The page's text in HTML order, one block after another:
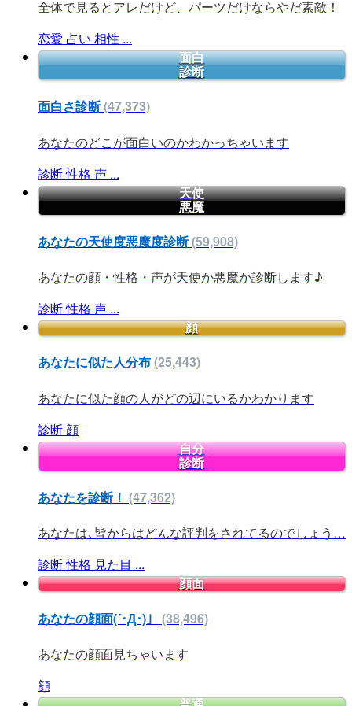
全体で見るとアレだけど、パーツだけならやだ素敵！
恋愛 占い 相性 ...
面白
診断
面白さ診断(47,373)
あなたのどこが面白いのかわかっちゃいます
診断性格 声 ...
天使
悪魔
あなたの天使度悪魔度診断(59,908)
あなたの顔・性格・声が天使か悪魔か診断します♪
診断性格 声 ...
顔
あなたに似た人分布(25,443)
あなたに似た顔の人がどの辺にいるかわかります
診断 顔
自分
診断
あなたを診断！ (47,362)
あなたは､皆からはどんな評判をされてるのでしょう…
診断性格 見た目 ...
顔面
あなたの顔面(´･Д･)」 (38,496)
あなたの顔面見ちゃいます
顔